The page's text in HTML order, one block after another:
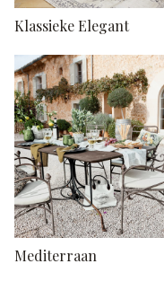
Klassieke Elegant
Mediterraan